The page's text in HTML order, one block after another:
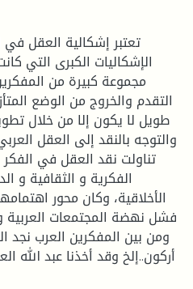
تعتبر إشكالية العقل
الإشكاليات الكبرى
مجموعة كبيرة من
التقدم والخروج من الوضع
طويل لا يكون إلا من خلال
والتوجه بالنقد إلى العقل
تناولت نقد العقل في
الفكرية و الثقافية و
الأخلاقية، وكان محور
فشل نهضة المجتمعات العربية و
ومن بين المفكرين العرب نجد
أركون..إلخ وقد أخذنا عبد الله